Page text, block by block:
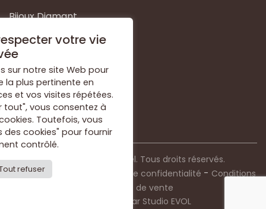
Bijoux Diamant
Bijoux Emeraude
Bijoux Or Blanc
Bijoux Or Jaune
Bijoux Argent
Voir tous les types de
bijoux
© 2021 Bijouterie Dorkel. Tous droits réservés.
Mentions légales
Politique de confidentialité - Conditions
générales de vente
Conception par Studio EVOL
votre vie
sur notre site Web pour
la plus pertinente en
et vos visites répétées.
tout", vous consentez à
Toutefois, vous
des cookies" pour fournir
contrôlé.
refuser